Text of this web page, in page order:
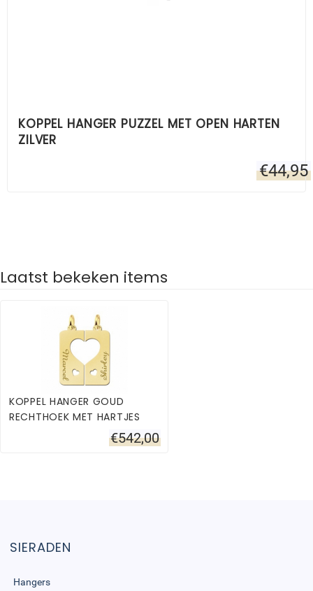
KOPPEL HANGER PUZZEL MET OPEN HARTEN
ZILVER
€44,95
Laatst bekeken items
KOPPEL HANGER GOUD
RECHTHOEK MET HARTJES
€542,00
SIERADEN
Hangers